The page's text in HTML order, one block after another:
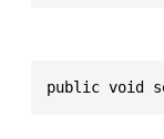
public void